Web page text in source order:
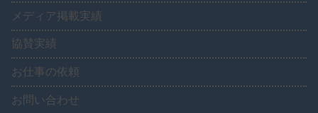
メディア掲載実績
協賛実績
お仕事の依頼
お問い合わせ